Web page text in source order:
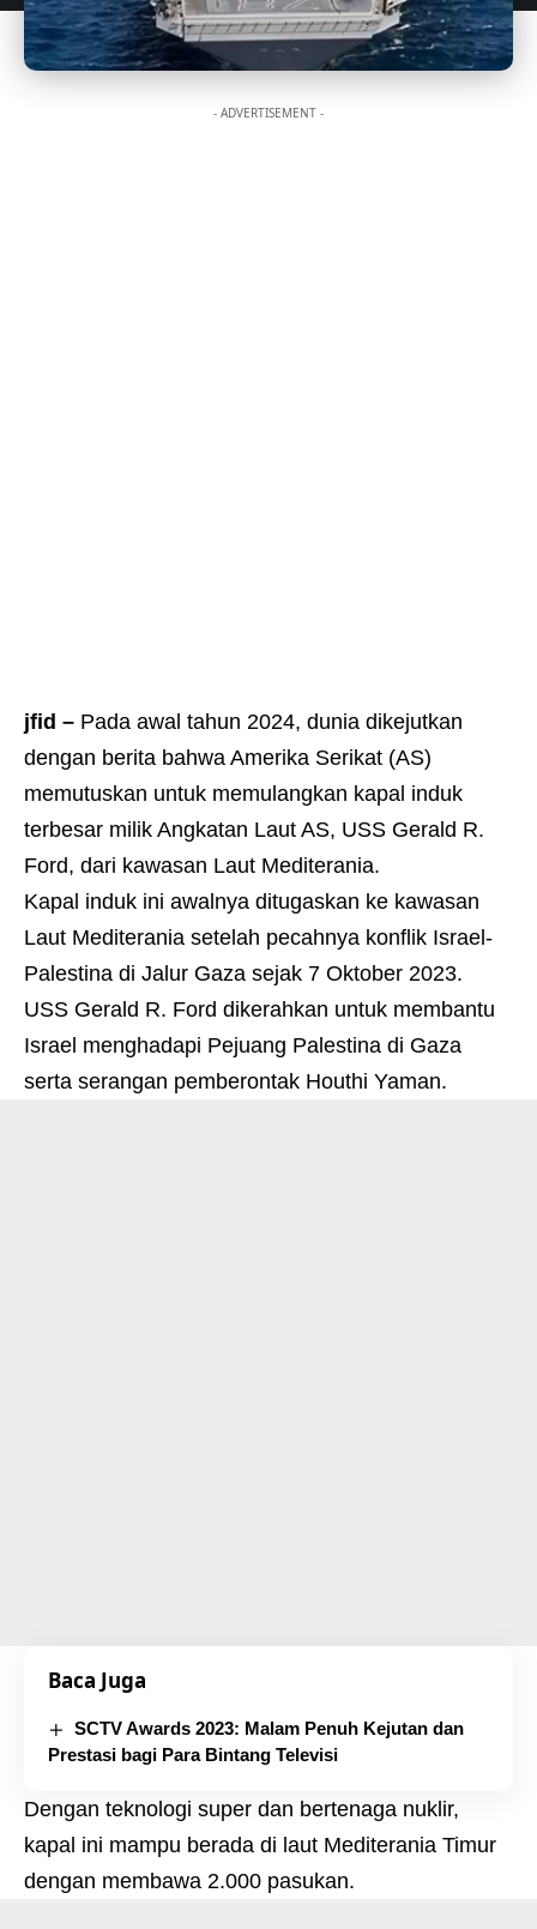
- ADVERTISEMENT -
jfid – Pada awal tahun 2024, dunia dikejutkan
dengan berita bahwa Amerika Serikat (AS)
memutuskan untuk memulangkan kapal induk
terbesar milik Angkatan Laut AS, USS Gerald R.
Ford, dari kawasan Laut Mediterania.
Kapal induk ini awalnya ditugaskan ke kawasan
Laut Mediterania setelah pecahnya konflik Israel-
Palestina di Jalur Gaza sejak 7 Oktober 2023.
USS Gerald R. Ford dikerahkan untuk membantu
Israel menghadapi Pejuang Palestina di Gaza
serta serangan pemberontak Houthi Yaman.
Baca Juga
SCTV Awards 2023: Malam Penuh Kejutan dan
Prestasi bagi Para Bintang Televisi
Dengan teknologi super dan bertenaga nuklir,
kapal ini mampu berada di laut Mediterania Timur
dengan membawa 2.000 pasukan.